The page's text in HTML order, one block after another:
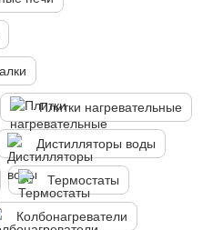
Плитки нагревательные
Дистилляторы воды
Термостаты
Колбонагреватели